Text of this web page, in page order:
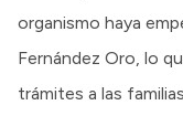
organismo haya
Fernández Oro, lo
trámites a las